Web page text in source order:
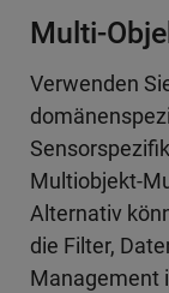
Multi-
Verwenden
Multiobjekt-
Alternativ
die Filter,
Management